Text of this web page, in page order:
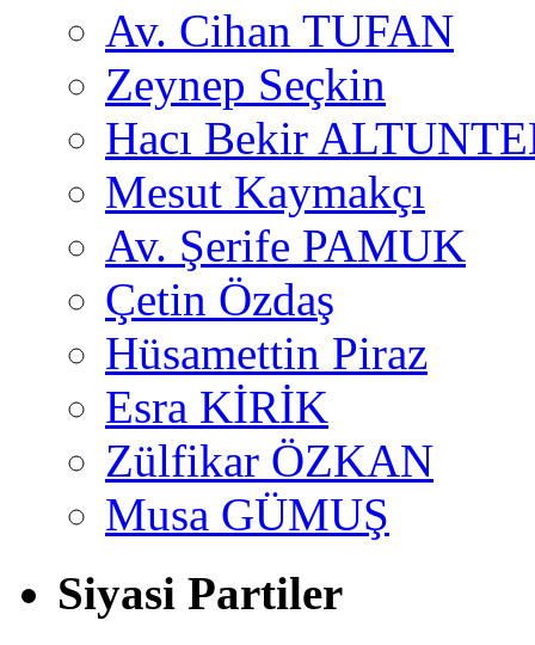
Av. Cihan TUFAN
Zeynep Seçkin
Hacı Bekir
Mesut Kaymakçı
Av. Şerife PAMUK
Çetin Özdaş
Hüsamettin Piraz
Esra KİRİK
Zülfikar ÖZKAN
Musa GÜMUŞ
Siyasi Partiler